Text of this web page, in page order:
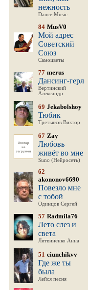
нежность
Dance Music
84 MusV0
Мой адрес
Советский
Союз
Самоцветы
77 merus
Дансинг-герл
Вертинский
Александр
69 Jekabolshoy
Тюбик
Третьяков Виктор
67 Zay
Любовь
живёт во мне
Suno (Нейросеть)
62
akononov6690
Повезло мне
с тобой
Одинцов Сергей
57 Radmila76
Лето слез и
света
Литвиненко Анна
51 ciunchikvv
Где же ты
была
Лейся песня